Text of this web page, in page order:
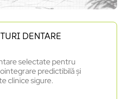
DENTARE
selectate pentru
predictibilă și
clinice sigure.